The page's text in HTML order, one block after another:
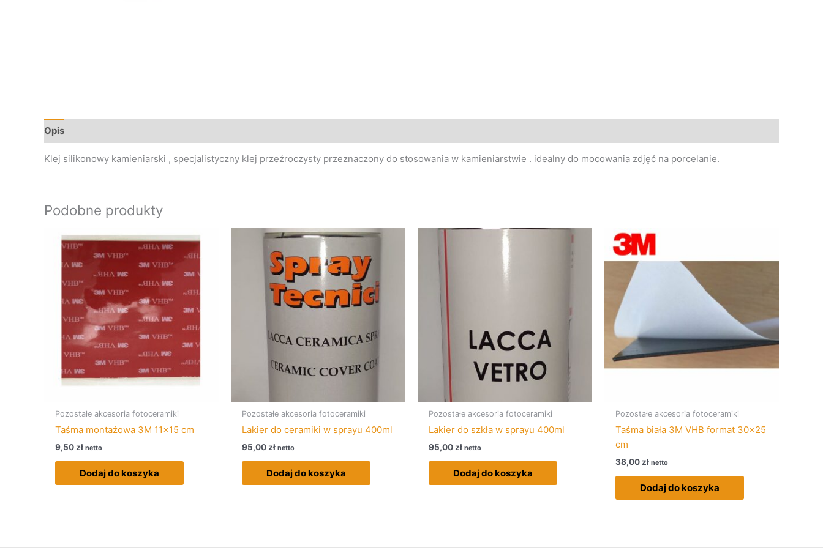
Opis
Klej silikonowy kamieniarski , specjalistyczny klej przeźroczysty przeznaczony do stosowania w kamieniarstwie . idealny do mocowania zdjęć na porcelanie.
Podobne produkty
Pozostałe akcesoria fotoceramiki
Taśma montażowa 3M 11×15 cm
9,50 zł netto
Dodaj do koszyka
Pozostałe akcesoria fotoceramiki
Lakier do ceramiki w sprayu 400ml
95,00 zł netto
Dodaj do koszyka
Pozostałe akcesoria fotoceramiki
Lakier do szkła w sprayu 400ml
95,00 zł netto
Dodaj do koszyka
Pozostałe akcesoria fotoceramiki
Taśma biała 3M VHB format 30×25
cm
38,00 zł netto
Dodaj do koszyka